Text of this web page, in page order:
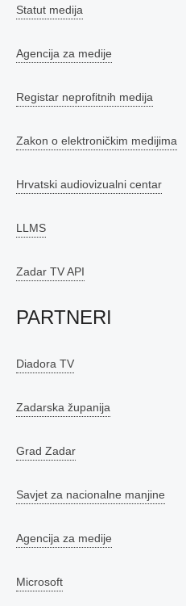
Statut medija
Agencija za medije
Registar neprofitnih medija
Zakon o elektroničkim medijima
Hrvatski audiovizualni centar
LLMS
Zadar TV API
PARTNERI
Diadora TV
Zadarska županija
Grad Zadar
Savjet za nacionalne manjine
Agencija za medije
Microsoft